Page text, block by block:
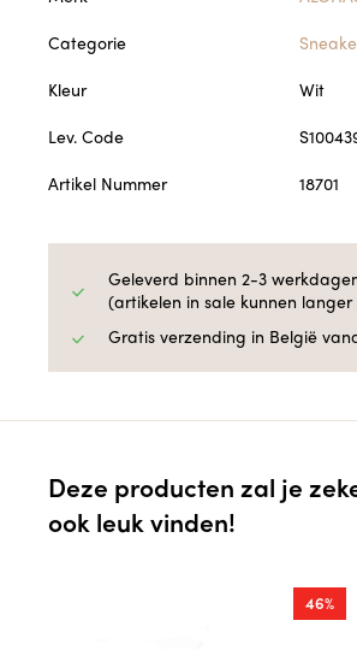
Categorie
Kleur
Wit
Lev. Code
Artikel Nummer
18701
Geleverd binnen 2-3
(artikelen in sale kunnen
Gratis verzending in België
Deze producten zal je
ook leuk vinden!
46%